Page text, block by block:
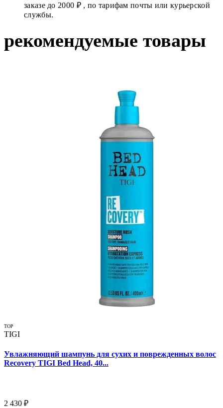
заказе до 2000 ₽ , по тарифам почты или курьерской
службы.
рекомендуемые товары
TOP
TIGI
Увлажняющий шампунь для сухих и поврежденных волос
Recovery TIGI Bed Head, 40...
2 430 ₽